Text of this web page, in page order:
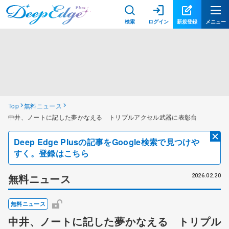
検索 ログイン 新規登録 メニュー
Top 無料ニュース
中井、ノートに記した夢かなえる トリプルアクセル武器に表彰台
Deep Edge Plusの記事をGoogle検索で見つけや
すく。登録はこちら
無料ニュース 2026.02.20
無料ニュース
中井、ノートに記した夢かなえる トリプル